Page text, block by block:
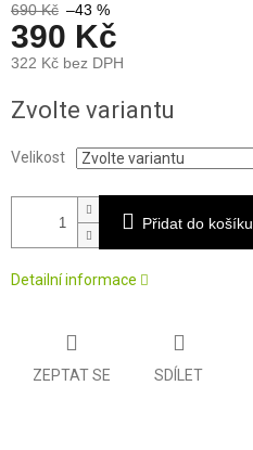
690 Kč –43 %
390 Kč
322 Kč bez DPH
cena:
Zvolte variantu
Velikost
Přidat do košíku
Detailní informace
ZEPTAT SE SDÍLET